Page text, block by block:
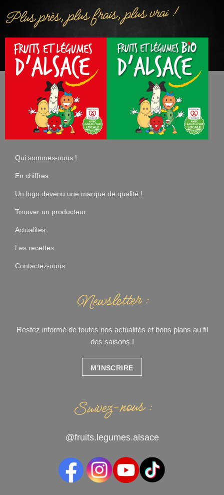
Plus près, plus frais, plus vrai !
Qui sommes-nous !
En chiffres
Un logo devenu une marque de qualité !
Trouver un producteur
Actualites
Les recettes
Contactez-nous
Newsletter :
Restez informé de toutes nos actualités et bons plans au fil
des saisons !
M'INSCRIRE
Suivez-nous :
@fruits.legumes.alsace